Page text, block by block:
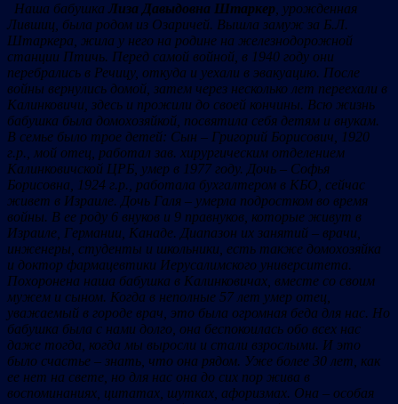
Наша бабушка Лиза Давыдовна Штаркер , урожденная
Лившиц, была родом из Озаричей. Вышла замуж за Б.Л.
Штаркера, жила у него на родине на железнодорожной
станции Птичь. Перед самой войной, в 1940 году они
перебрались в Речицу, откуда и уехали в эвакуацию. После
войны вернулись домой, затем через несколько лет переехали в
Калинковичи, здесь и прожили до своей кончины. Всю жизнь
бабушка была домохозяйкой, посвятила себя детям и внукам.
В семье было трое детей: Сын – Григорий Борисович, 1920
г.р., мой отец, работал зав. хирургическим отделением
Калинковичской ЦРБ, умер в 1977 году. Дочь – Софья
Борисовна, 1924 г.р., работала бухгалтером в КБО, сейчас
живет в Израиле. Дочь Галя – умерла подростком во время
войны. В ее роду 6 внуков и 9 правнуков, которые живут в
Израиле, Германии, Канаде. Диапазон их занятий – врачи,
инженеры, студенты и школьники, есть также домохозяйка
и доктор фармацевтики Иерусалимского университета.
Похоронена наша бабушка в Калинковичах, вместе со своим
мужем и сыном. Когда в неполные 57 лет умер отец,
уважаемый в городе врач, это была огромная беда для нас. Но
бабушка была с нами долго, она беспокоилась обо всех нас
даже тогда, когда мы выросли и стали взрослыми. И это
было счастье – знать, что она рядом. Уже более 30 лет, как
ее нет на свете, но для нас она до сих пор жива в
воспоминаниях, цитатах, шутках, афоризмах. Она – особая